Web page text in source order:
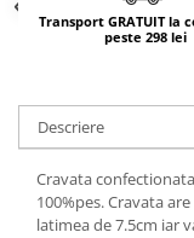
Transport GRATUIT la
peste 298 lei
Descriere
Cravata
100%pes. Cravata
latimea de 7.5cm iar